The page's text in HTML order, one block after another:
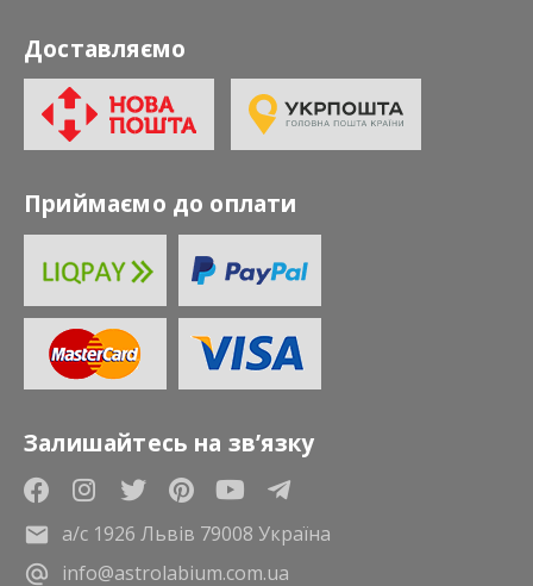
Доставляємо
Приймаємо до оплати
Залишайтесь на зв’язку
а/с 1926 Львів 79008 Україна
info@astrolabium.com.ua